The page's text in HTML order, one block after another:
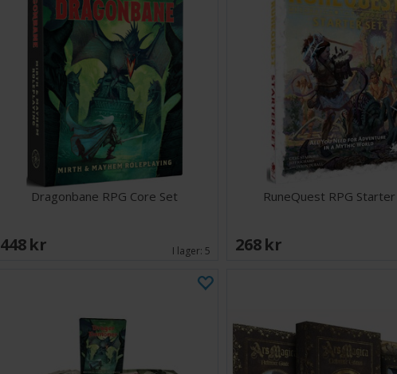
Dragonbane RPG Core Set
448 SEK I lager: 5
RuneQuest RPG
268 SEK